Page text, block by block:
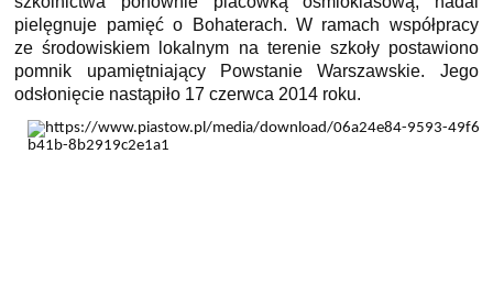
pielęgnuje pamięć o Bohaterach. W ramach współpracy
ze środowiskiem lokalnym na terenie szkoły postawiono
pomnik upamiętniający Powstanie Warszawskie. Jego
odsłonięcie nastąpiło 17 czerwca 2014 roku.